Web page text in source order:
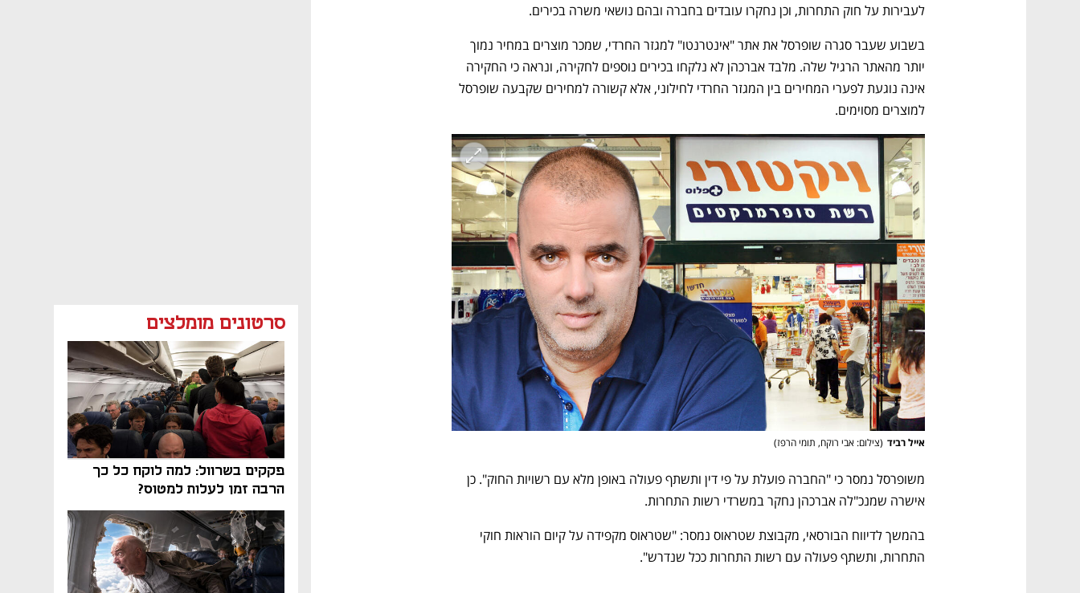
סרטונים מומלצים
פקקים בשרוול: למה לוקח כל כך
הרבה זמן לעלות למטוס?
לעבירות על חוק התחרות, וכן נחקרו עובדים בחברה ובהם נושאי משרה בכירים.
למוצרים מסוימים.
אייל רביד (צילום: אבי רוקח, תומי הרפז)
אישרה שמנכ"לה אברכהן נחקר במשרדי רשות התחרות.
התחרות, ותשתף פעולה עם רשות התחרות ככל שנדרש".